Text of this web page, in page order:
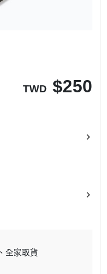
TWD $250
全家取貨